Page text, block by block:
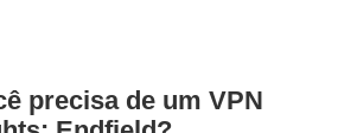
precisa de um VPN